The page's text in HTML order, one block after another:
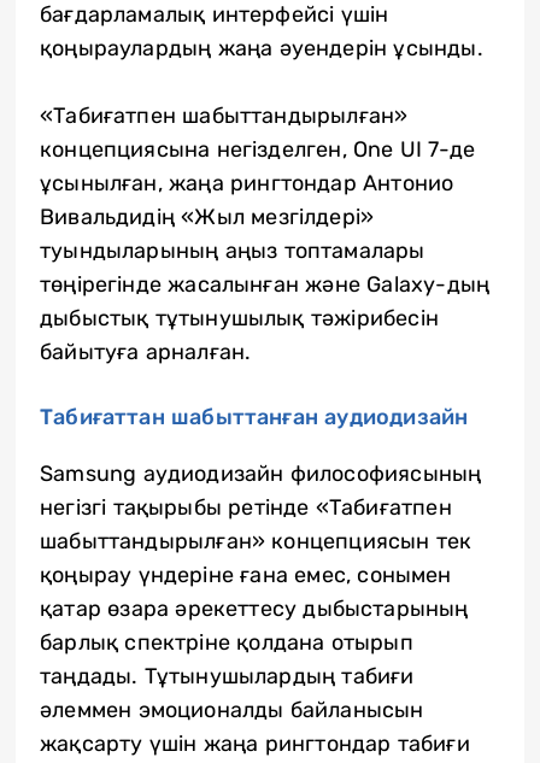
бағдарламалық интерфейсі үшін
қоңыраулардың жаңа әуендерін ұсынды.
«Табиғатпен шабыттандырылған»
концепциясына негізделген, One UI 7-де
ұсынылған, жаңа рингтондар Антонио
Вивальдидің «Жыл мезгілдері»
туындыларының аңыз топтамалары
төңірегінде жасалынған және Galaxy-дың
дыбыстық тұтынушылық тәжірибесін
байытуға арналған.
Табиғаттан шабыттанған аудиодизайн
Samsung аудиодизайн философиясының
негізгі тақырыбы ретінде «Табиғатпен
шабыттандырылған» концепциясын тек
қоңырау үндеріне ғана емес, сонымен
қатар өзара әрекеттесу дыбыстарының
барлық спектріне қолдана отырып
таңдады. Тұтынушылардың табиғи
әлеммен эмоционалды байланысын
жақсарту үшін жаңа рингтондар табиғи